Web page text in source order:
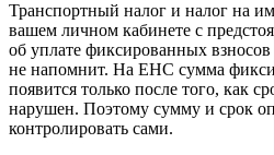
Транспортный налог и налог на
вашем личном кабинете с
об уплате фиксированных
не напомнит. На ЕНС сумма
появится только после того, как
нарушен. Поэтому сумму и срок
контролировать сами.